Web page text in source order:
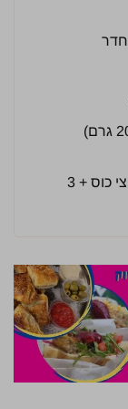
1 גביע יוגורט פרו טבעי 25 גרם חלבון (200 גרם)
130 גרם סוכר או סוויטנגו או כמו סוכר (חצי כוס + 3